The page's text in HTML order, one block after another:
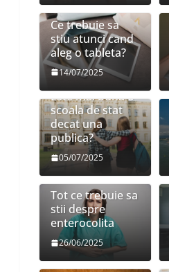
Ce trebuie sa
stiu atunci cand
aleg o tableta?
14/07/2025
Este mai buna o
scoala de stat
decat una
publica?
05/07/2025
Tot ce trebuie sa
stii despre
enterocolita
26/06/2025